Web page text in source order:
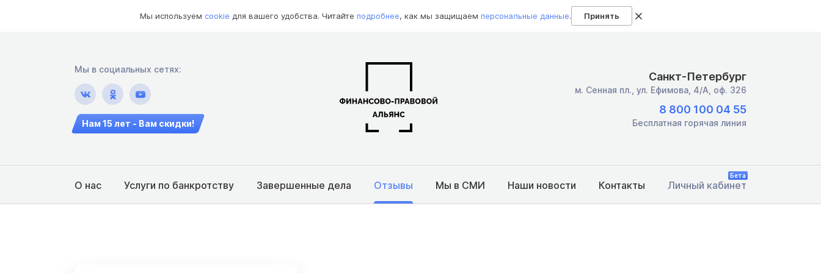
Мы используем cookie для вашего удобства. Читайте подробнее, как мы защищаем персональные данные. Принять
Мы в социальных сетях:
Нам 15 лет - Вам скидки!
Санкт-Петербург
м. Сенная пл., ул. Ефимова, 4/А, оф. 326
8 800 100 04 55
Бесплатная горячая линия
О нас Услуги по банкротству Завершенные дела Отзывы Мы в СМИ Наши новости Контакты Личный кабинет
Бета